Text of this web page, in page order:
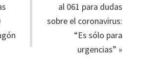
al 061 para dudas
sobre el coronavirus:
“Es sólo para
urgencias” »